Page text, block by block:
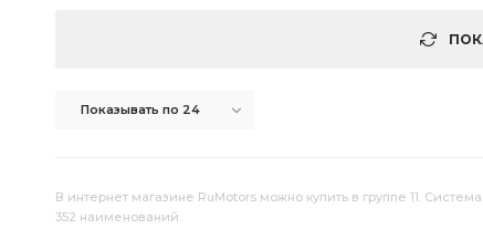
Показывать по 24
В интернет магазине RuMotors можно купить в группе 11.
352 наименований.